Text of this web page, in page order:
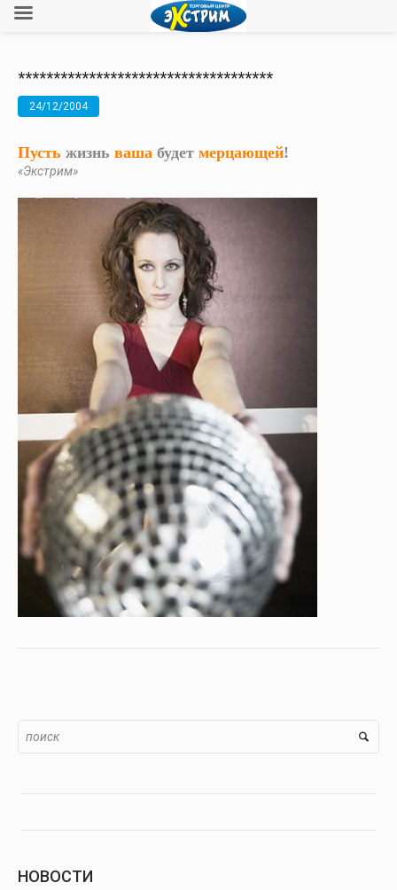
************************************
24/12/2004
Пусть жизнь ваша будет мерцающей!
«Экстрим»
НОВОСТИ